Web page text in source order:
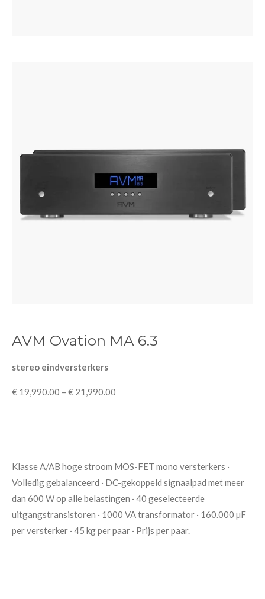
AVM Ovation MA 6.3
stereo eindversterkers
€ 19,990.00 – € 21,990.00
Klasse A/AB hoge stroom MOS-FET mono versterkers ·
Volledig gebalanceerd · DC-gekoppeld signaalpad met meer
dan 600 W op alle belastingen · 40 geselecteerde
uitgangstransistoren · 1000 VA transformator · 160.000 µF
per versterker · 45 kg per paar · Prijs per paar.